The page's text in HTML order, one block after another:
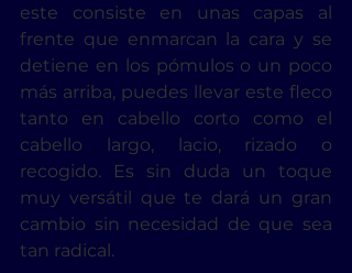
este consiste en unas capas al
frente que enmarcan la cara y se
detiene en los pómulos o un poco
más arriba, puedes llevar este fleco
tanto en cabello corto como el
cabello largo, lacio, rizado o
recogido. Es sin duda un toque
muy versátil que te dará un gran
cambio sin necesidad de que sea
tan radical.